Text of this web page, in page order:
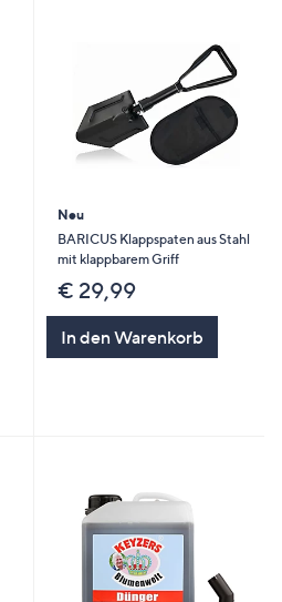
Neu
BARICUS Klappspaten aus Stahl
mit klappbarem Griff
€ 29,99
In den Warenkorb